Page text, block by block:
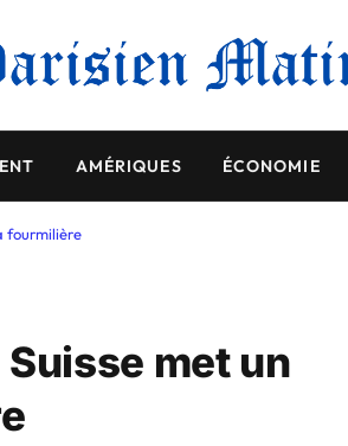
AMÉRIQUES ÉCONOMIE
fourmilière
met un